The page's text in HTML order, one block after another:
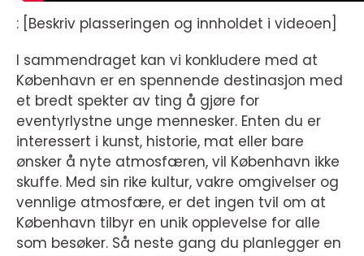
: [Beskriv plasseringen og innholdet i videoen]
I sammendraget kan vi konkludere med at
København er en spennende destinasjon med
et bredt spekter av ting å gjøre for
eventyrlystne unge mennesker. Enten du er
interessert i kunst, historie, mat eller bare
ønsker å nyte atmosfæren, vil København ikke
skuffe. Med sin rike kultur, vakre omgivelser og
vennlige atmosfære, er det ingen tvil om at
København tilbyr en unik opplevelse for alle
som besøker. Så neste gang du planlegger en